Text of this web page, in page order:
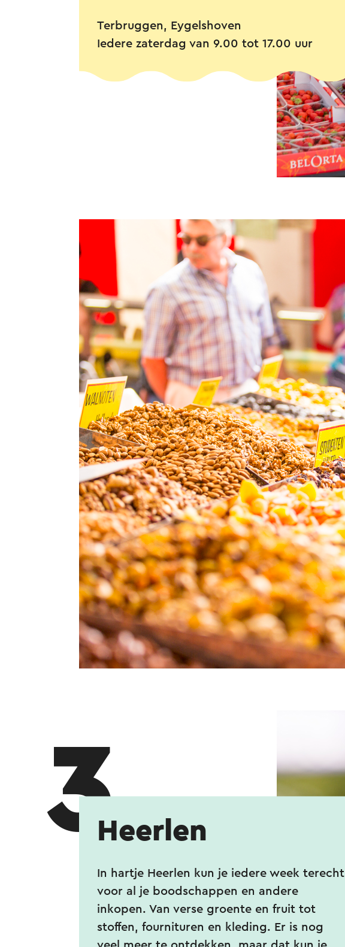
Terbruggen, Eygelshoven
Iedere zaterdag van 9.00 tot 17.00 uur
3Heerlen
In hartje Heerlen kun je iedere week terecht
voor al je boodschappen en andere
inkopen. Van verse groente en fruit tot
stoffen, fournituren en kleding. Er is nog